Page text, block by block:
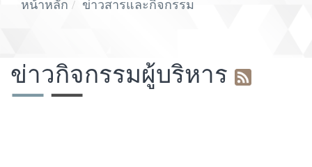
หน้าหลัก
ข่าวสารและกิจกรรม
ข่าวกิจกรรมผู้บริหาร